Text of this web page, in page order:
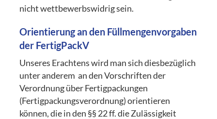
nicht wettbewerbswidrig sein.
Orientierung an den Füllmengenvorgaben
der FertigPackV
Unseres Erachtens wird man sich diesbezüglich
unter anderem an den Vorschriften der
Verordnung über Fertigpackungen
(Fertigpackungsverordnung) orientieren
können, die in den §§ 22 ff. die Zulässigkeit